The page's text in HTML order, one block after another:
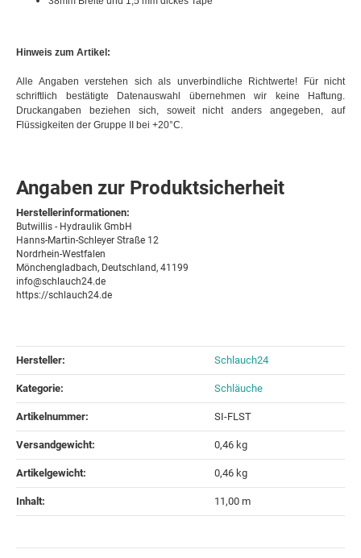
Hinweis zum Artikel:
Alle Angaben verstehen sich als unverbindliche Richtwerte! Für nicht
schriftlich bestätigte Datenauswahl übernehmen wir keine Haftung.
Druckangaben beziehen sich, soweit nicht anders angegeben, auf
Flüssigkeiten der Gruppe II bei +20°C.
Angaben zur Produktsicherheit
Herstellerinformationen:
Butwillis - Hydraulik GmbH
Hanns-Martin-Schleyer Straße 12
Nordrhein-Westfalen
Mönchengladbach, Deutschland, 41199
info@schlauch24.de
https://schlauch24.de
Hersteller: Schlauch24
Kategorie: Schläuche
Artikelnummer: SI-FLST
Versandgewicht‍: 0,46 kg
Artikelgewicht‍: 0,46 kg
Inhalt‍: 11,00 m